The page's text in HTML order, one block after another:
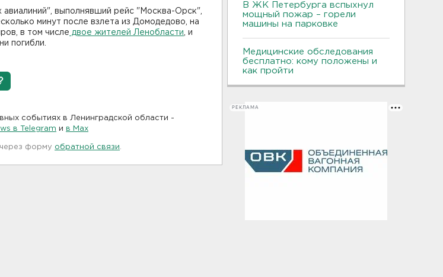
выполнявший рейс "Москва-Орск",
минут после взлета из Домодедово, на
в том числе двое жителей Ленобласти , и
погибли.
событиях в Ленинградской области -
в Telegram и в Maх
форму обратной связи
В ЖК Петербурга вспыхнул
мощный пожар – горели
машины на парковке
Медицинские обследования
бесплатно: кому положены и
как пройти
РЕКЛАМА